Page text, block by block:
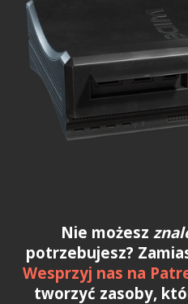
Nie możesz
potrzebujesz?
Wesprzyj nas na
tworzyć zasoby,